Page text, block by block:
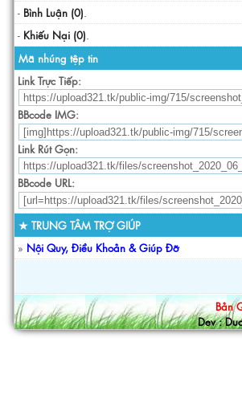
- Bình Luận (0).
- Khiếu Nại (0).
Mã nhúng tệp tin
Link Trực Tiếp:
BBcode IMG:
Link Rút Gọn:
BBcode URL:
★ TRUNG TÂM TRỢ GIÚP
» Nội Quy, Điều Khoản & Giúp Đỡ
Bản
Dev :